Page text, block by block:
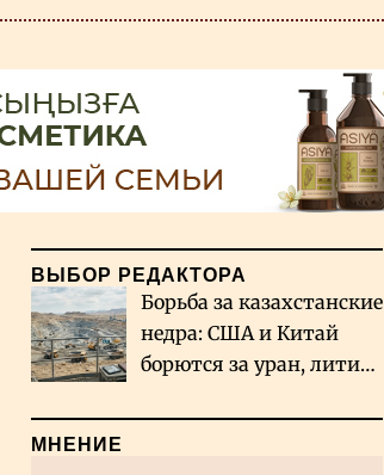
ВЫБОР РЕДАКТОРА
Борьба за казахстанские
недра: США и Китай
борются за уран, литий
МНЕНИЕ